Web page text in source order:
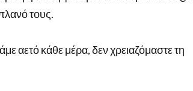
τους.
αετό κάθε μέρα, δεν χρειαζόμαστε τη